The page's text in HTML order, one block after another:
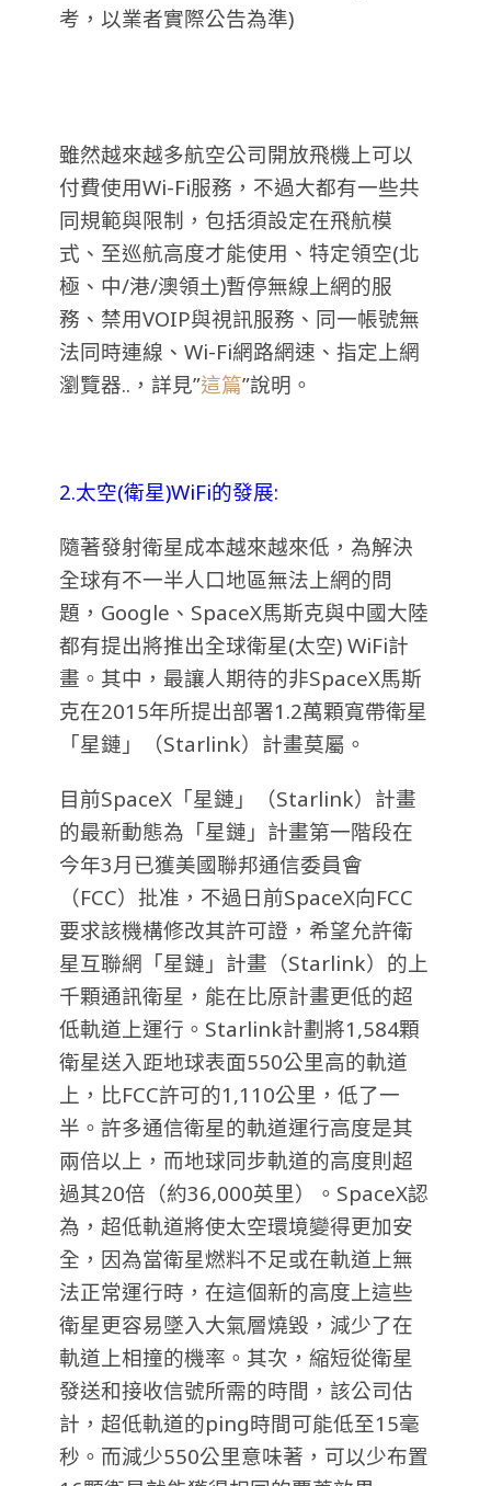
考，以業者實際公告為準)
雖然越來越多航空公司開放飛機上可以
付費使用Wi-Fi服務，不過大都有一些共
同規範與限制，包括須設定在飛航模
式、至巡航高度才能使用、特定領空(北
極、中/港/澳領土)暫停無線上網的服
務、禁用VOIP與視訊服務、同一帳號無
法同時連線、Wi-Fi網路網速、指定上網
瀏覽器..，詳見”這篇”說明。
2.太空(衛星)WiFi的發展:
隨著發射衛星成本越來越來低，為解決
全球有不一半人口地區無法上網的問
題，Google、SpaceX馬斯克與中國大陸
都有提出將推出全球衛星(太空) WiFi計
畫。其中，最讓人期待的非SpaceX馬斯
克在2015年所提出部署1.2萬顆寬帶衛星
「星鏈」（Starlink）計畫莫屬。
目前SpaceX「星鏈」（Starlink）計畫
的最新動態為「星鏈」計畫第一階段在
今年3月已獲美國聯邦通信委員會
（FCC）批准，不過日前SpaceX向FCC
要求該機構修改其許可證，希望允許衛
星互聯網「星鏈」計畫（Starlink）的上
千顆通訊衛星，能在比原計畫更低的超
低軌道上運行。Starlink計劃將1,584顆
衛星送入距地球表面550公里高的軌道
上，比FCC許可的1,110公里，低了一
半。許多通信衛星的軌道運行高度是其
兩倍以上，而地球同步軌道的高度則超
過其20倍（約36,000英里）。SpaceX認
為，超低軌道將使太空環境變得更加安
全，因為當衛星燃料不足或在軌道上無
法正常運行時，在這個新的高度上這些
衛星更容易墜入大氣層燒毀，減少了在
軌道上相撞的機率。其次，縮短從衛星
發送和接收信號所需的時間，該公司估
計，超低軌道的ping時間可能低至15毫
秒。而減少550公里意味著，可以少布置